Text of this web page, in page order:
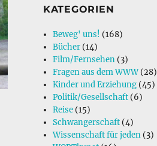
KATEGORIEN
Beweg' uns! (168)
Bücher (14)
Film/Fernsehen (3)
Fragen aus dem WWW(28)
Kinder und Erziehung (45)
Politik/Gesellschaft (6)
Reise (15)
Schwangerschaft (4)
Wissenschaft für jeden (3)